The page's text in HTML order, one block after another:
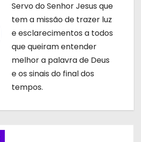
Servo do Senhor Jesus que
tem a missão de trazer luz
e esclarecimentos a todos
que queiram entender
melhor a palavra de Deus
e os sinais do final dos
tempos.